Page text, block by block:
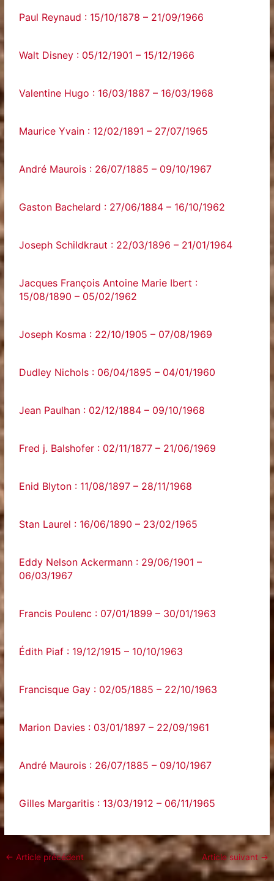
Paul Reynaud : 15/10/1878 – 21/09/1966
Walt Disney : 05/12/1901 – 15/12/1966
Valentine Hugo : 16/03/1887 – 16/03/1968
Maurice Yvain : 12/02/1891 – 27/07/1965
André Maurois : 26/07/1885 – 09/10/1967
Gaston Bachelard : 27/06/1884 – 16/10/1962
Joseph Schildkraut : 22/03/1896 – 21/01/1964
Jacques François Antoine Marie Ibert :
15/08/1890 – 05/02/1962
Joseph Kosma : 22/10/1905 – 07/08/1969
Dudley Nichols : 06/04/1895 – 04/01/1960
Jean Paulhan : 02/12/1884 – 09/10/1968
Fred j. Balshofer : 02/11/1877 – 21/06/1969
Enid Blyton : 11/08/1897 – 28/11/1968
Stan Laurel : 16/06/1890 – 23/02/1965
Eddy Nelson Ackermann : 29/06/1901 –
06/03/1967
Francis Poulenc : 07/01/1899 – 30/01/1963
Édith Piaf : 19/12/1915 – 10/10/1963
Francisque Gay : 02/05/1885 – 22/10/1963
Marion Davies : 03/01/1897 – 22/09/1961
André Maurois : 26/07/1885 – 09/10/1967
Gilles Margaritis : 13/03/1912 – 06/11/1965
← Article précédent Article suivant →